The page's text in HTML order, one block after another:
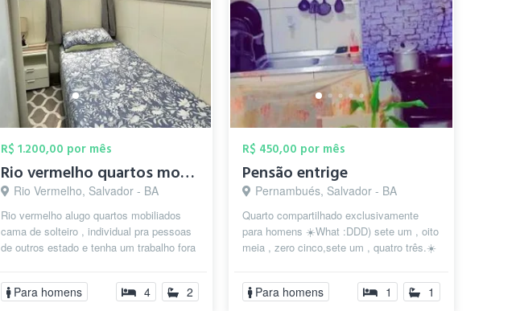
R$ 1.200,00 por mês
Rio vermelho quartos mobiliados mensal e...
Rio Vermelho, Salvador - BA
Rio vermelho alugo quartos mobiliados
cama de solteiro , individual pra pessoas
de outros estado e tenha um trabalho fora
Para homens 4 2
R$ 450,00 por mês
Pensão entrige
Pernambués, Salvador - BA
Quarto compartilhado exclusivamente
para homens ☀️What :DDD) sete um , oito
meia , zero cinco,sete um , quatro três.☀️
Para homens 1 1